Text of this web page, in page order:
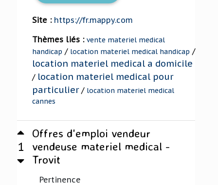
Site : https://fr.mappy.com
Thèmes liés : vente materiel medical
handicap / location materiel medical handicap /
location materiel medical a domicile
/ location materiel medical pour
particulier/ location materiel medical
cannes
1
Offres d'emploi vendeur
vendeuse materiel medical -
Trovit
Pertinence